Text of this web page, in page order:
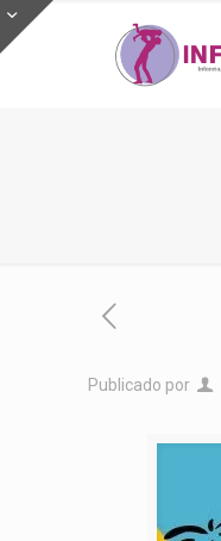
Publicado por